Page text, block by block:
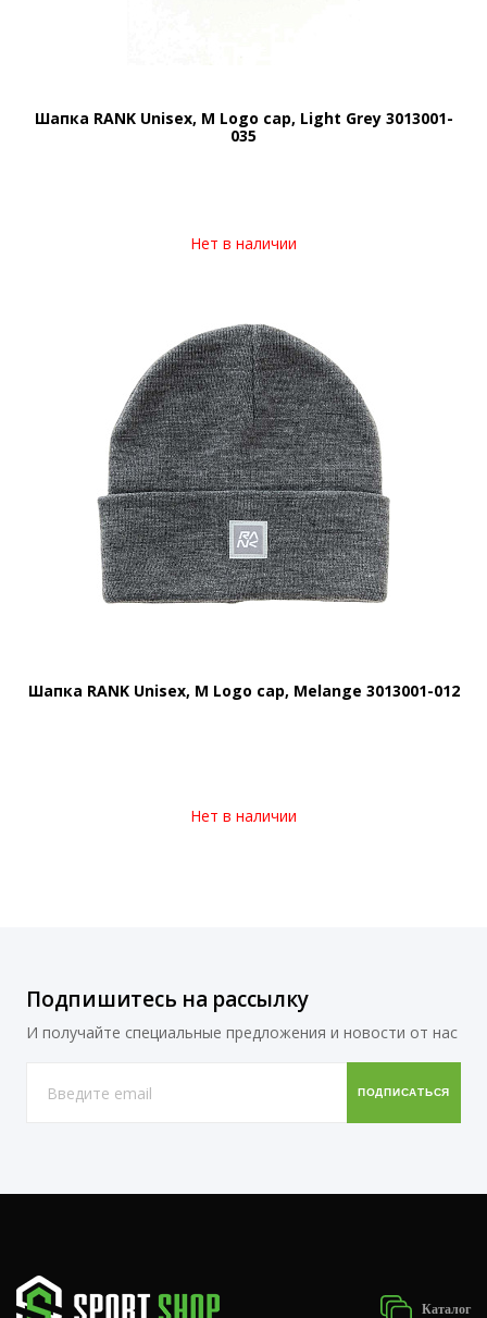
Шапка RANK Unisex, M Logo cap, Light Grey 3013001-
035
Нет в наличии
Шапка RANK Unisex, M Logo cap, Melange 3013001-012
Нет в наличии
Подпишитесь на рассылку
И получайте специальные предложения и новости от нас
Каталог